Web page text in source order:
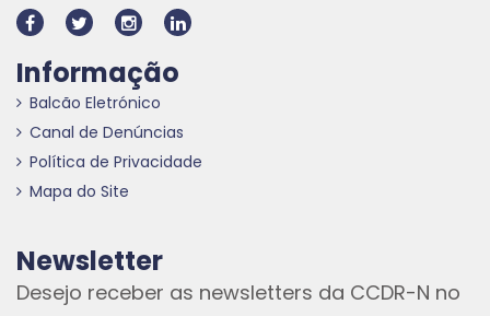
Informação
Balcão Eletrónico
Canal de Denúncias
Política de Privacidade
Mapa do Site
Newsletter
Desejo receber as newsletters da CCDR-N no